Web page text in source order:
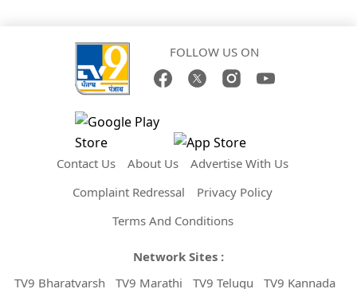
FOLLOW US ON
Contact Us About Us
Advertise With Us
Complaint Redressal
Privacy Policy
Terms And Conditions
Network Sites :
TV9 Bharatvarsh
TV9 Marathi TV9 Telugu TV9 Kannada